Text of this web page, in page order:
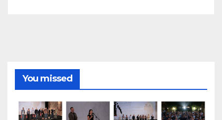
You missed